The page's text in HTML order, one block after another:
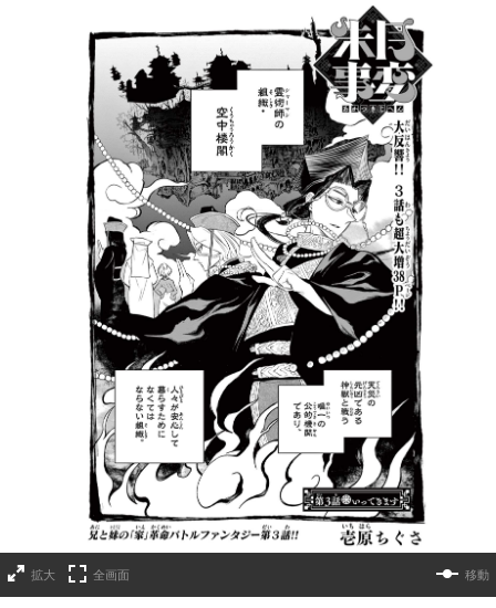
拡大 全画面 移動